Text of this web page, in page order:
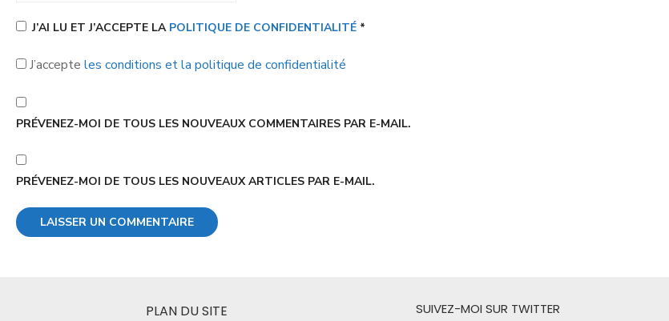
J’AI LU ET J’ACCEPTE LA POLITIQUE DE CONFIDENTIALITÉ *
J’accepte les conditions et la politique de confidentialité
PRÉVENEZ-MOI DE TOUS LES NOUVEAUX COMMENTAIRES PAR E-MAIL.
PRÉVENEZ-MOI DE TOUS LES NOUVEAUX ARTICLES PAR E-MAIL.
PLAN DU SITE
SUIVEZ-MOI SUR TWITTER